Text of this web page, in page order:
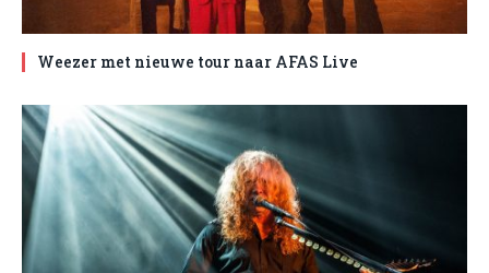
Weezer met nieuwe tour naar AFAS Live